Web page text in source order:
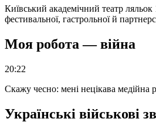
Київський академічний театр
фестивальної, гастрольної й
Моя робота — війна
20:22
Скажу чесно: мені нецікава
Українські військові